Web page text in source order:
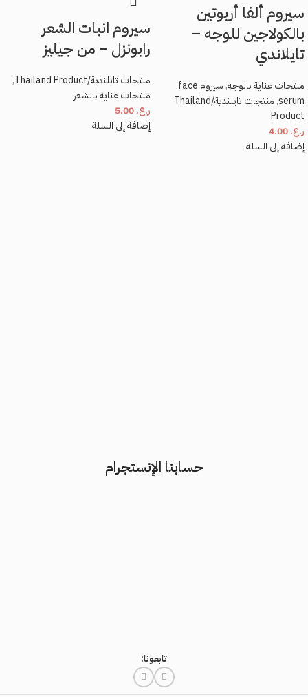
البريد الإلكتروني*
احفظ اسمي، بريدي الإلكتروني، والموقع الإلكتروني في هذا المتصفح لاستخدامها المرة
المقبلة في تعليقي.
سيروم ألفا أربوتين
بالكولاجين للوجه –
تايلاندي
منتجات عناية بالوجه,
سيروم face
serum
,
منتجات تايلندية/Thailand
Product
ر.ع.
إضافة إلى السلة
سيروم انبات الشعر
رابونزل – من جيليز
منتجات تايلندية/Thailand Product
,
منتجات عناية بالشعر
ر.ع.
إضافة إلى السلة
حسابنا الإنستجرام
تابعونا: